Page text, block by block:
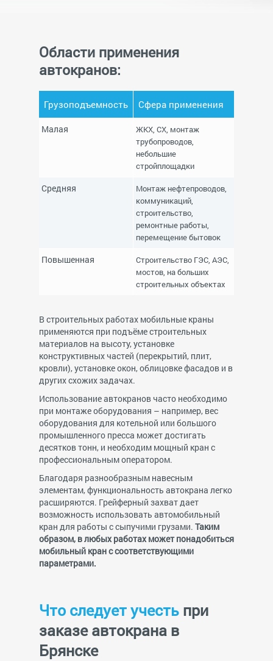
Области применения
автокранов:
Грузоподъемность Сфера применения
Малая
ЖКХ, СХ, монтаж
трубопроводов,
небольшие
стройплощадки
Средняя
Монтаж нефтепроводов,
коммуникаций,
строительство,
ремонтные работы,
перемещение бытовок
Повышенная
Строительство ГЭС, АЭС,
мостов, на больших
строительных объектах
В строительных работах мобильные краны
применяются при подъёме строительных
материалов на высоту, установке
конструктивных частей (перекрытий, плит,
кровли), установке окон, облицовке фасадов и в
других схожих задачах.
Использование автокранов часто необходимо
при монтаже оборудования – например, вес
оборудования для котельной или большого
промышленного пресса может достигать
десятков тонн, и необходим мощный кран с
профессиональным оператором.
Благодаря разнообразным навесным
элементам, функциональность автокрана легко
расширяются. Грейферный захват дает
возможность использовать автомобильный
кран для работы с сыпучими грузами. Таким
образом, в любых работах может понадобиться
мобильный кран с соответствующими
параметрами.
Что следует учесть при
заказе автокрана в
Брянске